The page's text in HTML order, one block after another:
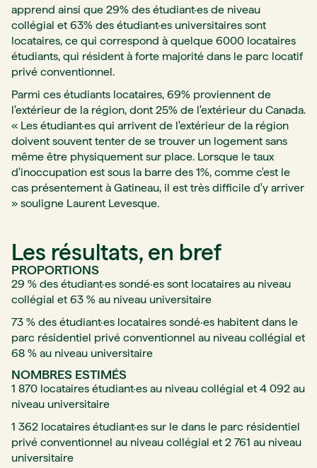
apprend ainsi que 29% des étudiant·es de niveau
collégial et 63% des étudiant·es universitaires sont
locataires, ce qui correspond à quelque 6000 locataires
étudiants, qui résident à forte majorité dans le parc locatif
privé conventionnel.
Parmi ces étudiants locataires, 69% proviennent de
l'extérieur de la région, dont 25% de l'extérieur du Canada.
« Les étudiant·es qui arrivent de l'extérieur de la région
doivent souvent tenter de se trouver un logement sans
même être physiquement sur place. Lorsque le taux
d'inoccupation est sous la barre des 1%, comme c'est le
cas présentement à Gatineau, il est très difficile d'y arriver
» souligne Laurent Levesque.
Les résultats, en bref
PROPORTIONS
29 % des étudiant·es sondé·es sont locataires au niveau
collégial et 63 % au niveau universitaire
73 % des étudiant·es locataires sondé·es habitent dans le
parc résidentiel privé conventionnel au niveau collégial et
68 % au niveau universitaire
NOMBRES ESTIMÉS
1 870 locataires étudiant·es au niveau collégial et 4 092 au
niveau universitaire
1 362 locataires étudiant·es sur le dans le parc résidentiel
privé conventionnel au niveau collégial et 2 761 au niveau
universitaire